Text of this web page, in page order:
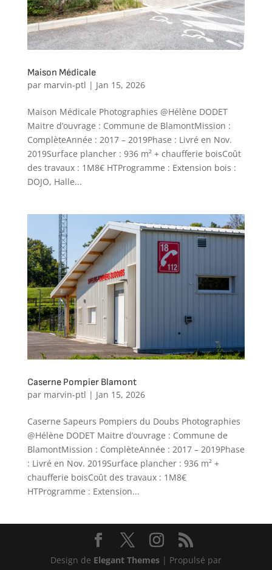
Maison Médicale
par marvin-ptl | Jan 15, 2026
Maison Médicale Photographies @Hélène DODET
Maitre d’ouvrage : Commune de BlamontMission :
ComplèteAnnée : 2017 – 2019Phase : Livré en Nov.
2019Surface plancher : 936 m² + chaufferie boisCoût
des travaux : 1M8€ HTProgramme : Extension bois :
DOJO, Halle...
Caserne Pompier Blamont
par marvin-ptl | Jan 15, 2026
Caserne Sapeurs Pompiers du Doubs Photographies
@Hélène DODET Maitre d’ouvrage : Commune de
BlamontMission : ComplèteAnnée : 2017 – 2019Phase
: Livré en Nov. 2019Surface plancher : 936 m² +
chaufferie boisCoût des travaux : 1M8€
HTProgramme : Extension...
Design de Elegant Themes| Propulsé par